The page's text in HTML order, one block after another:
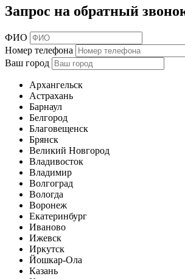
Запрос на обратный
ФИО
Номер телефона
Ваш город
Архангельск
Астрахань
Барнаул
Белгород
Благовещенск
Брянск
Великий Новгород
Владивосток
Владимир
Волгоград
Вологда
Воронеж
Екатеринбург
Иваново
Ижевск
Иркутск
Йошкар-Ола
Казань